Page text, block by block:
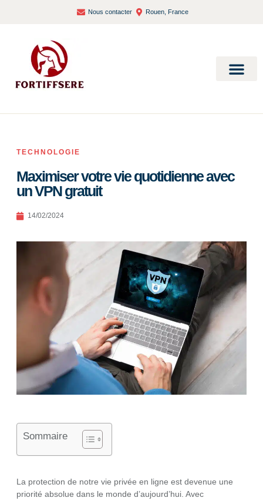
Nous contacter Rouen, France
TECHNOLOGIE
Maximiser votre vie quotidienne avec
un VPN gratuit
14/02/2024
Sommaire
La protection de notre vie privée en ligne est devenue une
priorité absolue dans le monde d’aujourd’hui. Avec